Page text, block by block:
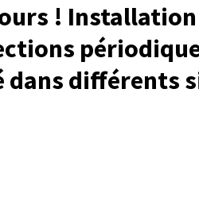
!
différents